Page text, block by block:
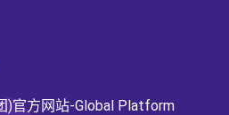
)官方网站-Global Platform